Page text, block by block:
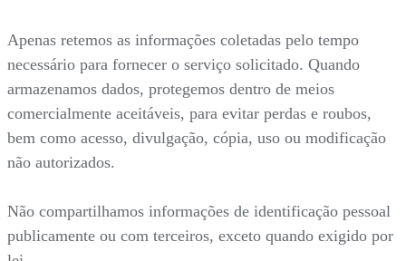
Apenas retemos as informações coletadas pelo tempo
necessário para fornecer o serviço solicitado. Quando
armazenamos dados, protegemos dentro de meios
comercialmente aceitáveis, para evitar perdas e roubos,
bem como acesso, divulgação, cópia, uso ou modificação
não autorizados.
Não compartilhamos informações de identificação pessoal
publicamente ou com terceiros, exceto quando exigido por